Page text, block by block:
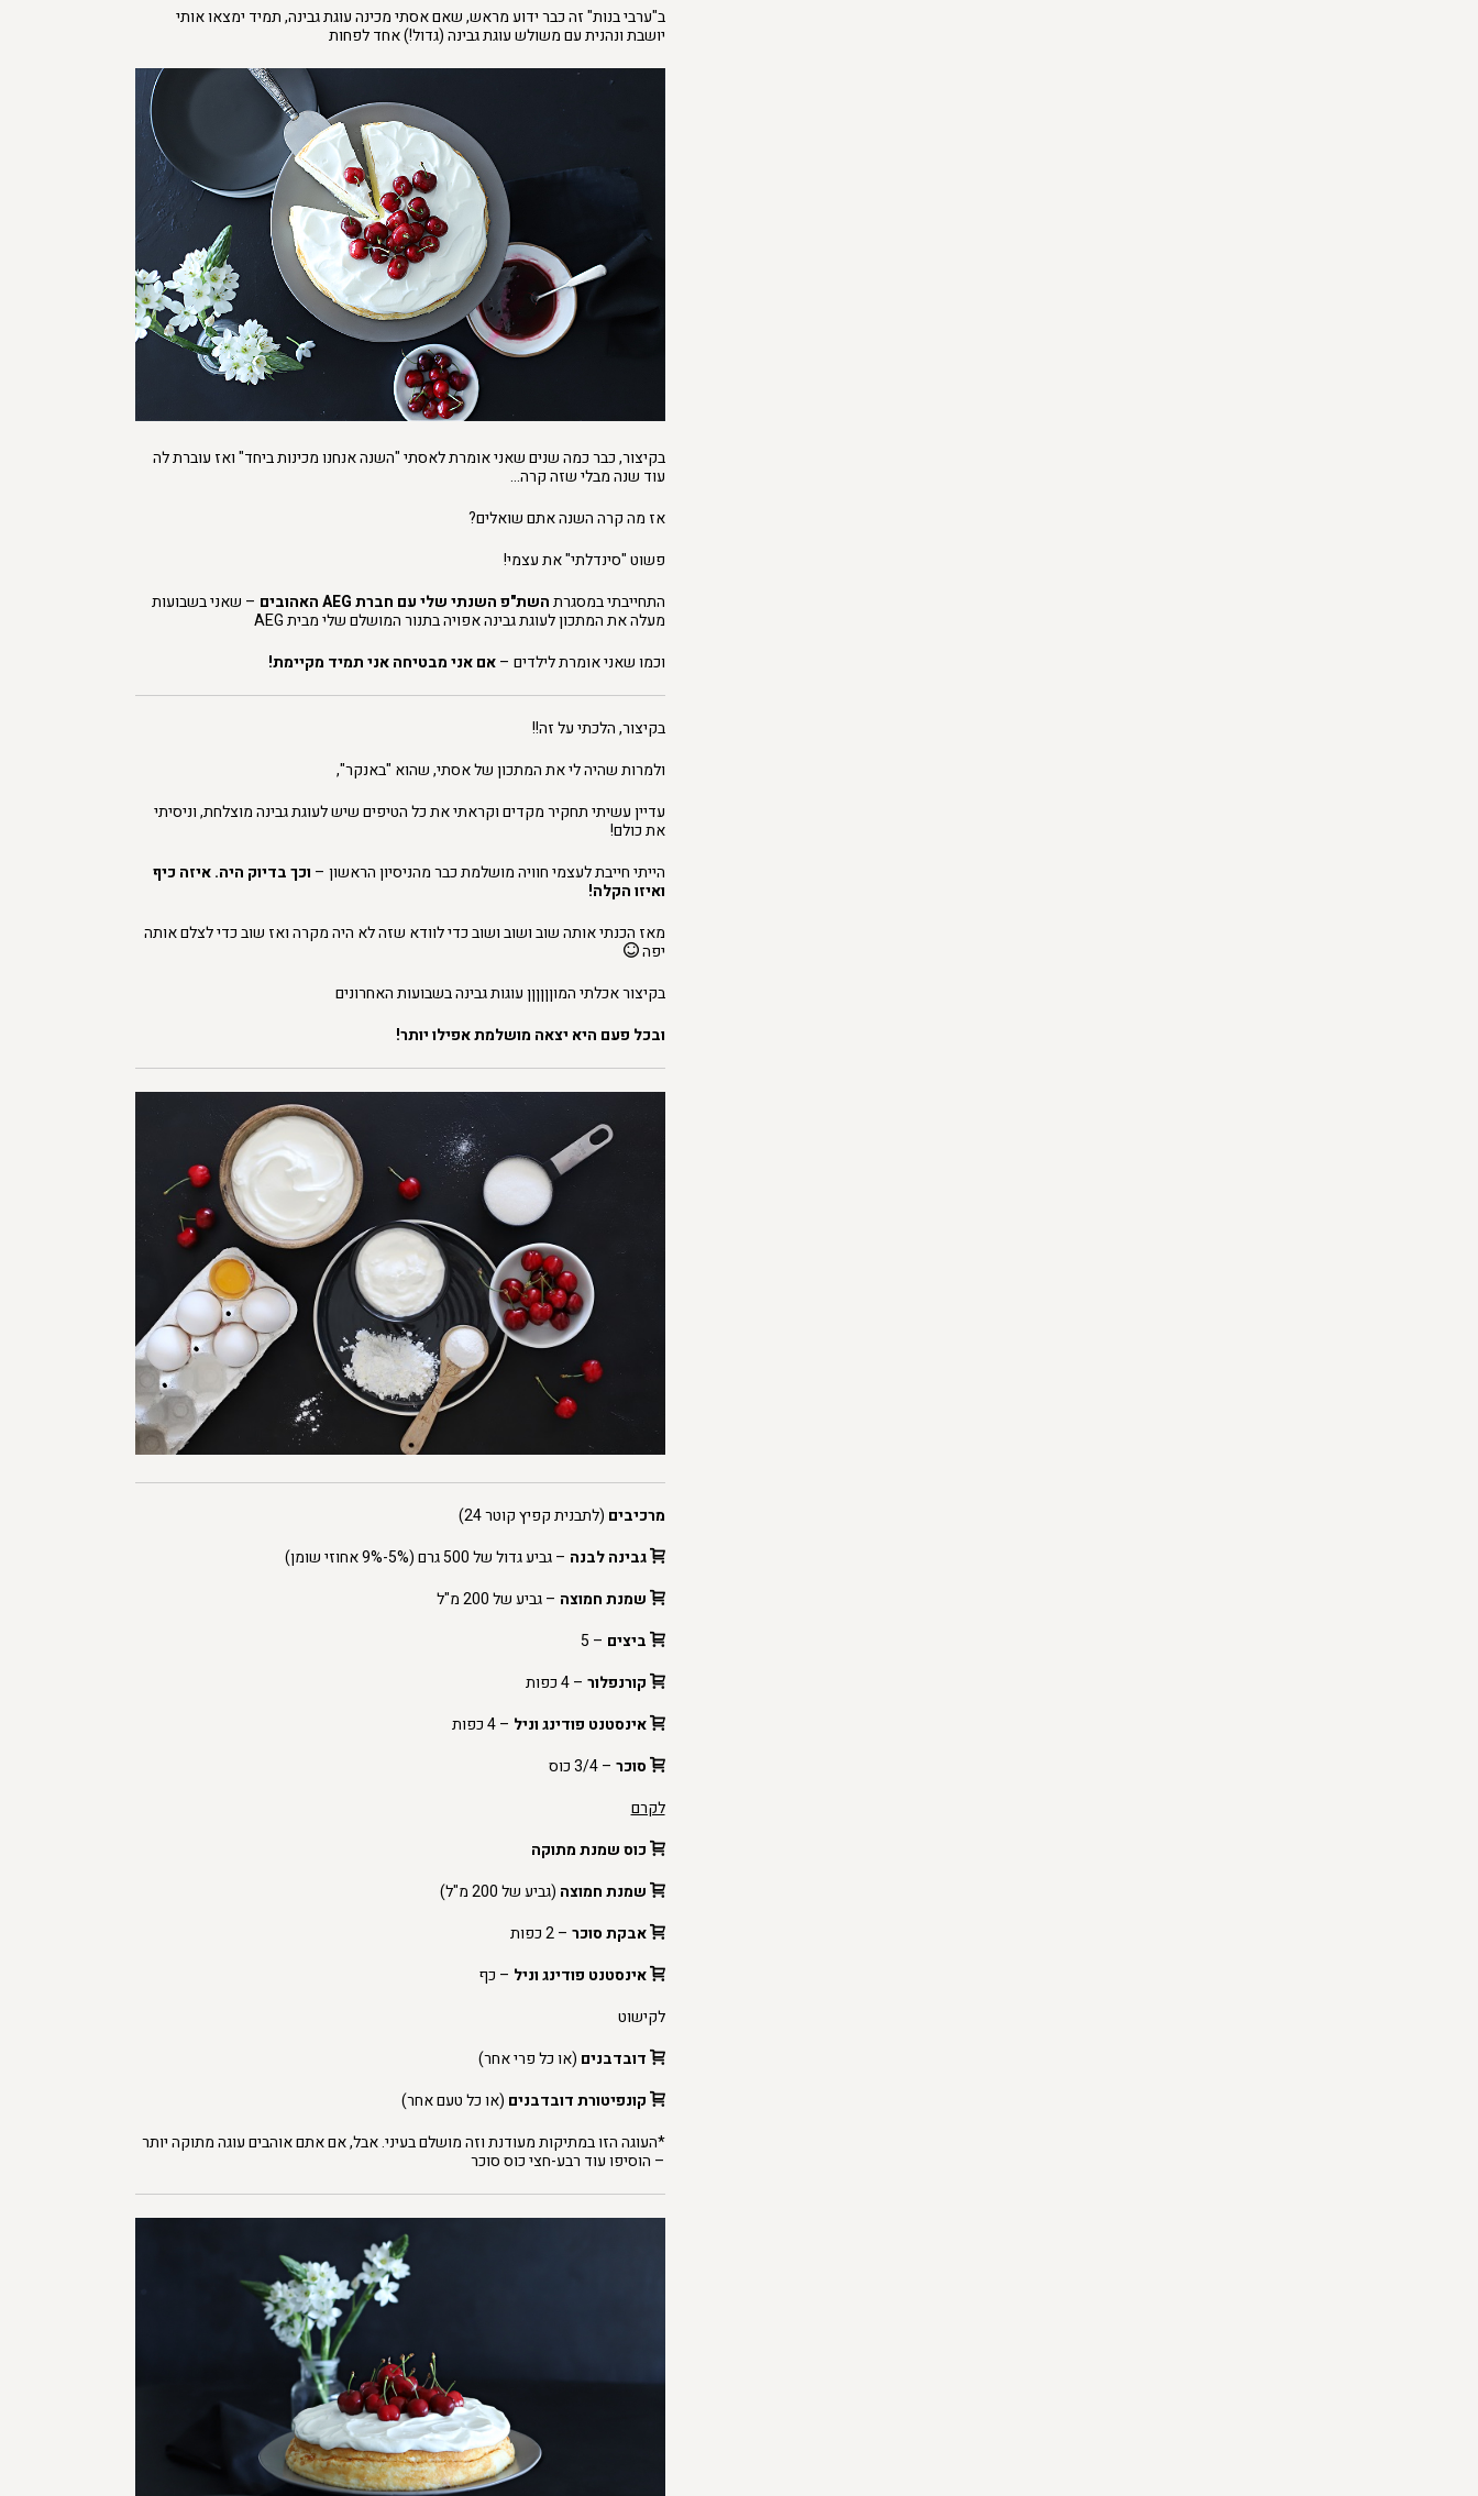
ב"ערבי בנות" זה כבר ידוע מראש, שאם אסתי מכינה עוגת גבינה, תמיד ימצאו אותי
יושבת ונהנית עם משולש עוגת גבינה (גדול!) אחד לפחות
בקיצור, כבר כמה שנים שאני אומרת לאסתי "השנה אנחנו מכינות ביחד" ואז עוברת לה
עוד שנה מבלי שזה קרה…
אז מה קרה השנה אתם שואלים?
פשוט "סינדלתי" את עצמי!
התחייבתי במסגרתהשת"פ השנתי שלי עם חברת AEG האהובים
– שאני בשבועות
מעלה את המתכון לעוגת גבינה אפויה בתנור המושלם שלי מבית AEG
וכמו שאני אומרת לילדים –אם אני מבטיחה אני תמיד מקיימת!
בקיצור, הלכתי על זה!!
ולמרות שהיה לי את המתכון של אסתי, שהוא "באנקר",
עדיין עשיתי תחקיר מקדים וקראתי את כל הטיפים שיש לעוגת גבינה מוצלחת, וניסיתי
את כולם!
הייתי חייבת לעצמי חוויה מושלמת כבר מהניסיון הראשון – וכך בדיוק היה. איזה כיף
ואיזו הקלה!
מאז הכנתי אותה שוב ושוב ושוב כדי לוודא שזה לא היה מקרה ואז שוב כדי לצלם אותה
יפה
בקיצור אכלתי המוןןןןןן עוגות גבינה בשבועות האחרונים
ובכל פעם היא יצאה מושלמת אפילו יותר!
מרכיבים (לתבנית קפיץ קוטר 24)
גבינה לבנה – גביע גדול של 500 גרם (5%-9% אחוזי שומן)
שמנת חמוצה – גביע של 200 מ"ל
ביצים – 5
קורנפלור – 4 כפות
אינסטנט פודינג וניל – 4 כפות
סוכר – 3/4 כוס
לקרם
כוס שמנת מתוקה
שמנת חמוצה (גביע של 200 מ"ל)
אבקת סוכר – 2 כפות
אינסטנט פודינג וניל – כף
לקישוט
דובדבנים (או כל פרי אחר)
קונפיטורת דובדבנים (או כל טעם אחר)
*העוגה הזו במתיקות מעודנת וזה מושלם בעיני. אבל, אם אתם אוהבים עוגה מתוקה יותר
– הוסיפו עוד רבע-חצי כוס סוכר